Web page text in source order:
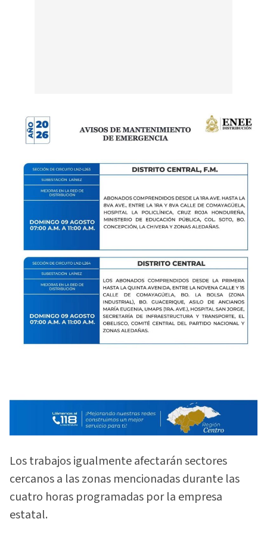
Los trabajos igualmente afectarán sectores
cercanos a las zonas mencionadas durante las
cuatro horas programadas por la empresa
estatal.